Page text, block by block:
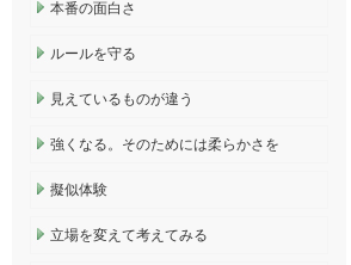
本番の面白さ
ルールを守る
見えているものが違う
強くなる。そのためには柔らかさを
擬似体験
立場を変えて考えてみる